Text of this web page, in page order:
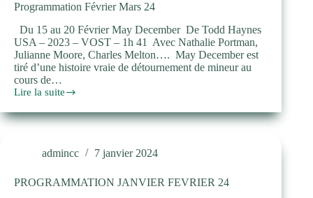
Programmation Février Mars 24
Du 15 au 20 Février May December De Todd Haynes
USA – 2023 – VOST – 1h 41 Avec Nathalie Portman,
Julianne Moore, Charles Melton…. May December est
tiré d’une histoire vraie de détournement de mineur au
cours de…
Lire la suite
Programmation
Mars
admincc 7 janvier 2024
PROGRAMMATION JANVIER FEVRIER 24